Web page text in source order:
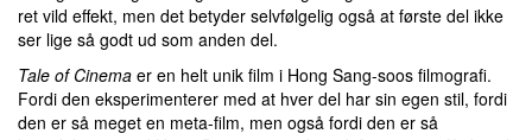
ret vild effekt, men det betyder selvfølgelig også at første del ikke
ser lige så godt ud som anden del.
Tale of Cinema er en helt unik film i Hong Sang-soos filmografi.
Fordi den eksperimenterer med at hver del har sin egen stil, fordi
den er så meget en meta-film, men også fordi den er så